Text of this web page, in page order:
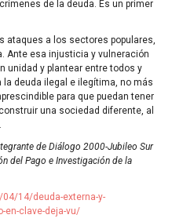
de la deuda. Es un primer
ataques a los sectores populares,
Ante esa injusticia y vulneración
unidad y plantear entre todos y
la deuda ilegal e ilegítima, no más
para que puedan tener
una sociedad diferente, al
de Diálogo 2000-Jubileo Sur
del Pago e Investigación de la
14/deuda-externa-y-
en-clave-deja-vu/